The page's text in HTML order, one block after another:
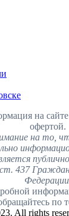
на
офертой.
на то,
437
по
All rights